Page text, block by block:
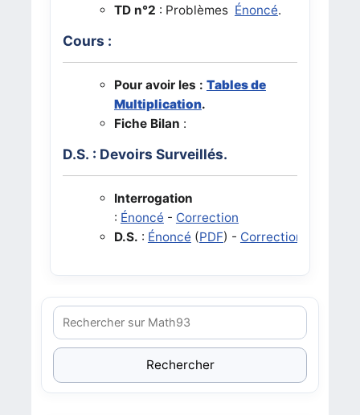
TD n°2 : Problèmes Énoncé.
Cours :
Pour avoir les : Tables de
Multiplication.
Fiche Bilan :
D.S. : Devoirs Surveillés.
Interrogation
: Énoncé - Correction
D.S. : Énoncé (PDF) - Correction
Rechercher